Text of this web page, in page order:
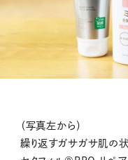
（写真左から）
繰り返すガサガサ肌の